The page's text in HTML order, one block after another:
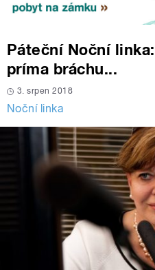
Páteční Noční
príma bráchu...
3. srpen 2018
Noční linka